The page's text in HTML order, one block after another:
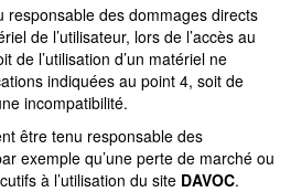
responsable des dommages directs
de l’utilisateur, lors de l’accès au
de l’utilisation d’un matériel ne
indiquées au point 4, soit de
incompatibilité.
être tenu responsable des
exemple qu’une perte de marché ou
à l’utilisation du site DAVOC.